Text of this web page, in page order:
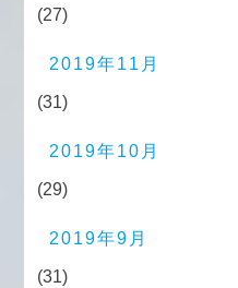
(27)
2019年11月
(31)
2019年10月
(29)
2019年9月
(31)